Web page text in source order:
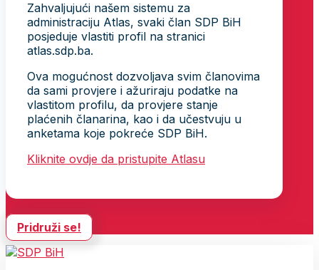
Zahvaljujući našem sistemu za
administraciju Atlas, svaki član SDP BiH
posjeduje vlastiti profil na stranici
atlas.sdp.ba.
Ova mogućnost dozvoljava svim članovima
da sami provjere i ažuriraju podatke na
vlastitom profilu, da provjere stanje
plaćenih članarina, kao i da učestvuju u
anketama koje pokreće SDP BiH.
Kliknite ovdje da pristupite Atlasu
Pridruži se!